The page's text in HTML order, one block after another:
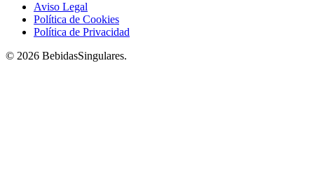
Aviso Legal
Política de Cookies
Política de Privacidad
© 2026 BebidasSingulares.